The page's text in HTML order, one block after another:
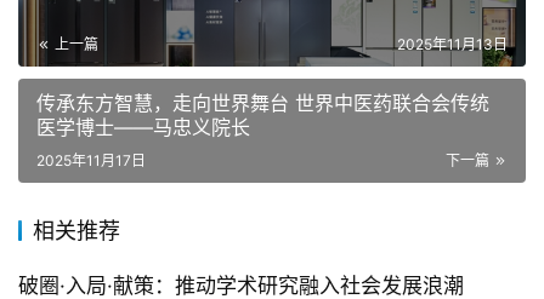
上一篇 2025年11月13日
传承东方智慧，走向世界舞台 世界中医药联合会传统
医学博士——马忠义院长
下一篇
2025年11月17日
相关推荐
破圈·入局·献策：推动学术研究融入社会发展浪潮